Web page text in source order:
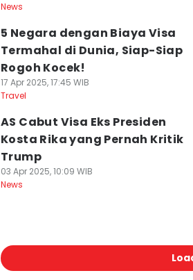
News
5 Negara dengan Biaya Visa
Termahal di Dunia, Siap-Siap
Rogoh Kocek!
17 Apr 2025, 17:45 WIB
Travel
AS Cabut Visa Eks Presiden
Kosta Rika yang Pernah Kritik
Trump
03 Apr 2025, 10:09 WIB
News